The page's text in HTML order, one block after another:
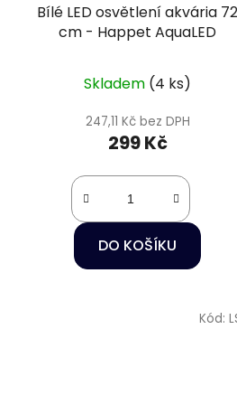
Bílé LED osvětlení akvária 72
cm - Happet AquaLED
Skladem (4 ks)
247,11 Kč bez DPH
299 Kč
DO KOŠÍKU
Kód: